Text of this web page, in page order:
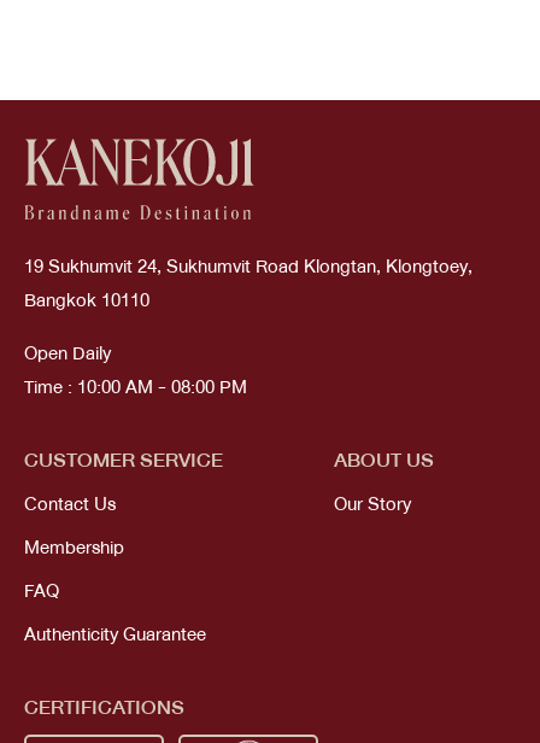
19 Sukhumvit 24, Sukhumvit Road Klongtan, Klongtoey,
Bangkok 10110
Open Daily
Time : 10:00 AM - 08:00 PM
CUSTOMER SERVICE
Contact Us
Membership
FAQ
Authenticity Guarantee
ABOUT US
Our Story
CERTIFICATIONS